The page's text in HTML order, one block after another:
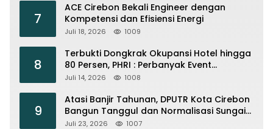
7
ACE Cirebon Bekali Engineer dengan
Kompetensi dan Efisiensi Energi
Juli 18, 2026 1009
8
Terbukti Dongkrak Okupansi Hotel hingga
80 Persen, PHRI : Perbanyak Event
Olahraga di Cirebon
Juli 14, 2026 1008
9
Atasi Banjir Tahunan, DPUTR Kota Cirebon
Bangun Tanggul dan Normalisasi Sungai
Kijing
Juli 23, 2026 1007